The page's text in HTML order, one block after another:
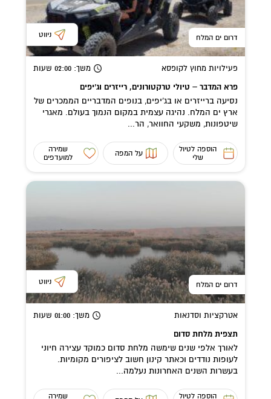
דרום ים המלח ניווט
פעילויות מחוץ לקופסא משך: 02:00 שעות
פרא המדבר – טיולי טרקטורונים, רייזרים וג’יפים
נסיעה ברייזרים או בג'יפים, בנופים המדבריים הממכרים של
ארץ ים המלח. נהיגה עצמית במקום הנמוך בעולם. מאגרי
שיטפונות, משקעי החוואר, הר...
הוספה לטיול
שלי
על המפה
שמירה
למועדפים
דרום ים המלח ניווט
אטרקציות וסדנאות משך: 01:00 שעות
תצפית מלחת סדום
לאורך אלפי שנים שימשה מלחת סדום כמוקד עצירה חיוני
לעופות נודדים וכאתר קינון חשוב לציפורים מקומיות.
בעשרות השנים האחרונות נעלמה...
הוספה לטיול שמירה